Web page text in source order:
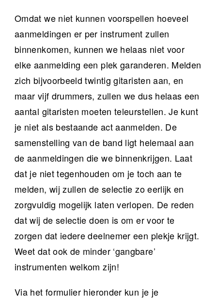
Omdat we niet kunnen voorspellen hoeveel
aanmeldingen er per instrument zullen
binnenkomen, kunnen we helaas niet voor
elke aanmelding een plek garanderen. Melden
zich bijvoorbeeld twintig gitaristen aan, en
maar vijf drummers, zullen we dus helaas een
aantal gitaristen moeten teleurstellen. Je kunt
je niet als bestaande act aanmelden. De
samenstelling van de band ligt helemaal aan
de aanmeldingen die we binnenkrijgen. Laat
dat je niet tegenhouden om je toch aan te
melden, wij zullen de selectie zo eerlijk en
zorgvuldig mogelijk laten verlopen. De reden
dat wij de selectie doen is om er voor te
zorgen dat iedere deelnemer een plekje krijgt.
Weet dat ook de minder ‘gangbare’
instrumenten welkom zijn!
Via het formulier hieronder kun je je